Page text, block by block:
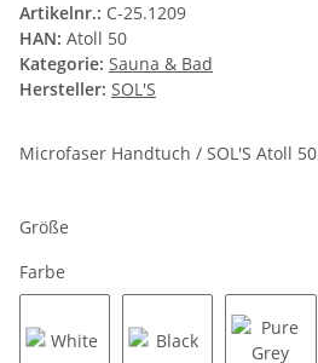
Artikelnr.: C-25.1209
HAN: Atoll 50
Kategorie: Sauna & Bad
Hersteller: SOL'S
Microfaser Handtuch / SOL'S Atoll 50
Größe
Farbe